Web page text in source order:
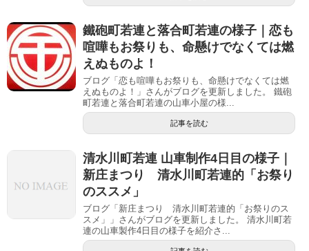
鐵砲町若連と落合町若連の様子｜恋も
喧嘩もお祭りも、命懸けでなくては燃
えぬものよ！
ブログ「恋も喧嘩もお祭りも、命懸けでなくては燃
えぬものよ！」さんがブログを更新しました。 鐵砲
町若連と落合町若連の山車小屋の様...
記事を読む
清水川町若連 山車制作4日目の様子｜
新庄まつり 清水川町若連的「お祭り
のススメ」
ブログ「新庄まつり 清水川町若連的「お祭りのス
スメ」」さんがブログを更新しました。 清水川町若
連の山車製作4日目の様子を紹介さ...